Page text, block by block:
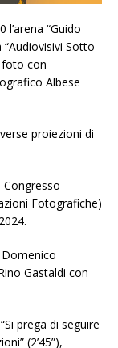
“Guido
Sotto
foto con
Albese
proiezioni di
Congresso
Fotografiche)
Gastaldi con
prega di seguire
(2’45”),